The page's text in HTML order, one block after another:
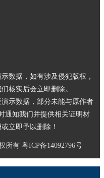
数据，如有涉及侵犯版权，
核实后会立即删除。
示数据，部分未能与原作者
通知我们并提供相关证明材
立即予以删除！
所有 粤ICP备14092796号